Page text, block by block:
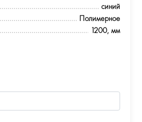
синий
Полимерное
1200, мм